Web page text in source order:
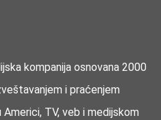
kompanija osnovana 2000
i praćenjem
TV, veb i medijskom